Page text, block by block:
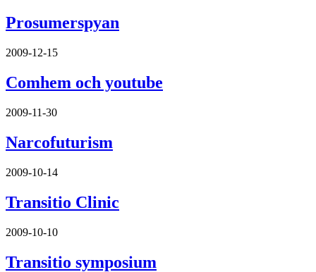
Prosumerspyan
2009-12-15
Comhem och youtube
2009-11-30
Narcofuturism
2009-10-14
Transitio Clinic
2009-10-10
Transitio symposium